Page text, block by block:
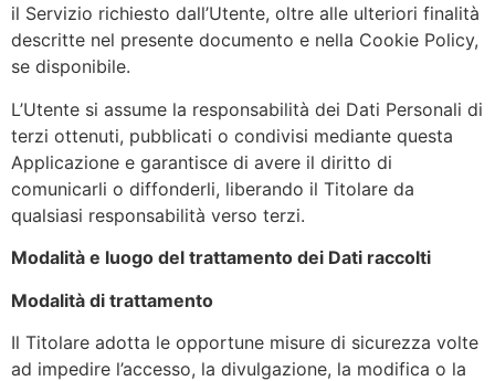
il Servizio richiesto dall’Utente, oltre alle ulteriori finalità
descritte nel presente documento e nella Cookie Policy,
se disponibile.
L’Utente si assume la responsabilità dei Dati Personali di
terzi ottenuti, pubblicati o condivisi mediante questa
Applicazione e garantisce di avere il diritto di
comunicarli o diffonderli, liberando il Titolare da
qualsiasi responsabilità verso terzi.
Modalità e luogo del trattamento dei Dati raccolti
Modalità di trattamento
Il Titolare adotta le opportune misure di sicurezza volte
ad impedire l’accesso, la divulgazione, la modifica o la